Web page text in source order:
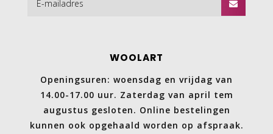
WOOLART
Openingsuren: woensdag en vrijdag van
14.00-17.00 uur. Zaterdag van april tem
augustus gesloten. Online bestelingen
kunnen ook opgehaald worden op afspraak.